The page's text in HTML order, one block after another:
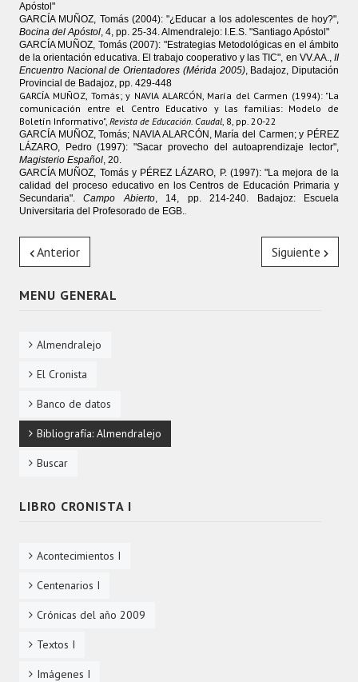
Apóstol"
GARCÍA MUÑOZ, Tomás (2004): "¿Educar a los adolescentes de hoy?",
Bocina del Apóstol, 4, pp. 25-34. Almendralejo: I.E.S. "Santiago Apóstol"
GARCÍA MUÑOZ, Tomás (2007): "Estrategias Metodológicas en el ámbito
de la orientación educativa. El trabajo cooperativo y las TIC", en VV.AA., II
Encuentro Nacional de Orientadores (Mérida 2005), Badajoz, Diputación
Provincial de Badajoz, pp. 429-448
GARCÍA MUÑOZ, Tomás; y NAVIA ALARCÓN, María del Carmen (1994): "La
comunicación entre el Centro Educativo y las familias: Modelo de
Boletín Informativo", Revista de Educación. Caudal, 8, pp. 20-22
GARCÍA MUÑOZ, Tomás; NAVIA ALARCÓN, María del Carmen; y PÉREZ
LÁZARO, Pedro (1997): "Sacar provecho del autoaprendizaje lector",
Magisterio Español, 20.
GARCÍA MUÑOZ, Tomás y PÉREZ LÁZARO, P. (1997): "La mejora de la
calidad del proceso educativo en los Centros de Educación Primaria y
Secundaria".Campo Abierto, 14, pp. 214-240. Badajoz: Escuela
Universitaria del Profesorado de EGB..
Anterior Siguiente
MENU GENERAL
Almendralejo
El Cronista
Banco de datos
Bibliografía: Almendralejo
Buscar
LIBRO CRONISTA I
Acontecimientos I
Centenarios I
Crónicas del año 2009
Textos I
Imágenes I